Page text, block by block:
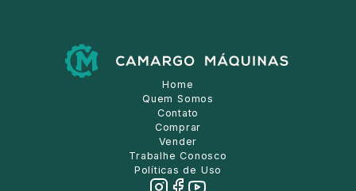
Home
Quem Somos
Contato
Comprar
Vender
Trabalhe Conosco
Políticas de Uso